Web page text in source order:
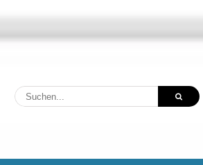
Suche
nach: